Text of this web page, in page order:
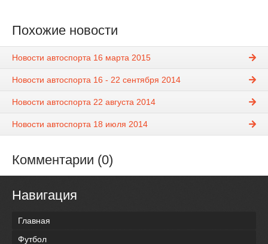
Похожие новости
Новости автоспорта 16 марта 2015
Новости автоспорта 16 - 22 сентября 2014
Новости автоспорта 22 августа 2014
Новости автоспорта 18 июля 2014
Комментарии (0)
Навигация
Главная
Футбол